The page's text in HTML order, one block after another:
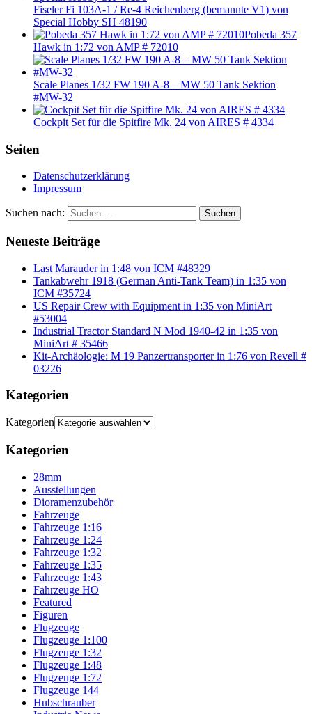
Fiseler Fi 103A-1 / Re-4 Reichenberg (bemannte V1) von
Special Hobby SH 48190
Pobeda 357
Hawk in 1:72 von AMP # 72010
Scale Planes 1/32 FW 190 A-8 – MW 50 Tank Sektion
#MW-32
Cockpit Set für die Spitfire Mk. 24 von AIRES # 4334
Seiten
Datenschutzerklärung
Impressum
Suchen nach: Suchen
Neueste Beiträge
Last Marauder in 1:48 von ICM #48329
Tankabwehr 1918 (German Anti-Tank Team) in 1:35 von
ICM #35724
US Repair Crew with Equipment in 1:35 von MiniArt
#53004
Industrial Tractor Standard N Mod 1940-42 in 1:35 von
MiniArt # 35466
Kit-Archäologie: M 19 Panzertransporter in 1:76 von Revell #
03226
Kategorien
Kategorien
Kategorien
28mm
Ausstellungen
Dioramenzubehör
Fahrzeuge
Fahrzeuge 1:16
Fahrzeuge 1:24
Fahrzeuge 1:32
Fahrzeuge 1:35
Fahrzeuge 1:43
Fahrzeuge HO
Featured
Figuren
Flugzeuge
Flugzeuge 1:100
Flugzeuge 1:32
Flugzeuge 1:48
Flugzeuge 1:72
Flugzeuge 144
Hubschrauber